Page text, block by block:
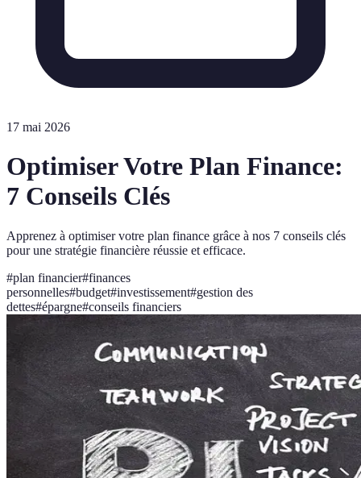
17 mai 2026
Optimiser Votre Plan Finance:
7 Conseils Clés
Apprenez à optimiser votre plan finance grâce à nos 7 conseils clés
pour une stratégie financière réussie et efficace.
#plan financier#finances
personnelles#budget#investissement#gestion des
dettes#épargne#conseils financiers